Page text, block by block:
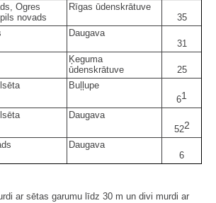
Ogres
novads
Rīgas ūdenskrātuve
35
Daugava
31
Ķeguma
ūdenskrātuve
25
Buļļupe
61
Daugava
522
Daugava
6
ar sētas garumu līdz 30 m un divi murdi ar